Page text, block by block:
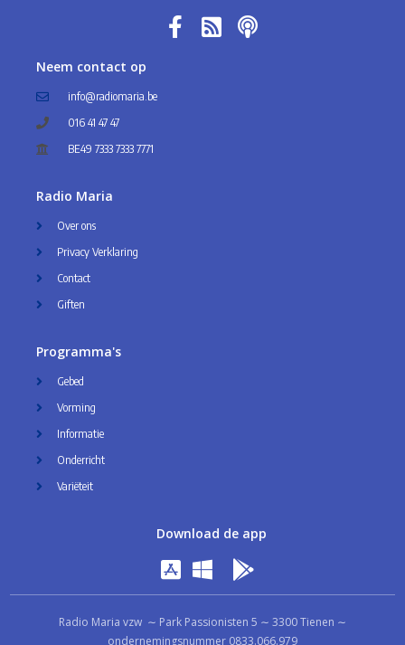
Neem contact op
info@radiomaria.be
016 41 47 47
BE49 7333 7333 7771
Radio Maria
Over ons
Privacy Verklaring
Contact
Giften
Programma's
Gebed
Vorming
Informatie
Onderricht
Variëteit
Download de app
Radio Maria vzw ∼ Park Passionisten 5 ∼ 3300 Tienen ∼
ondernemingsnummer 0833.066.979